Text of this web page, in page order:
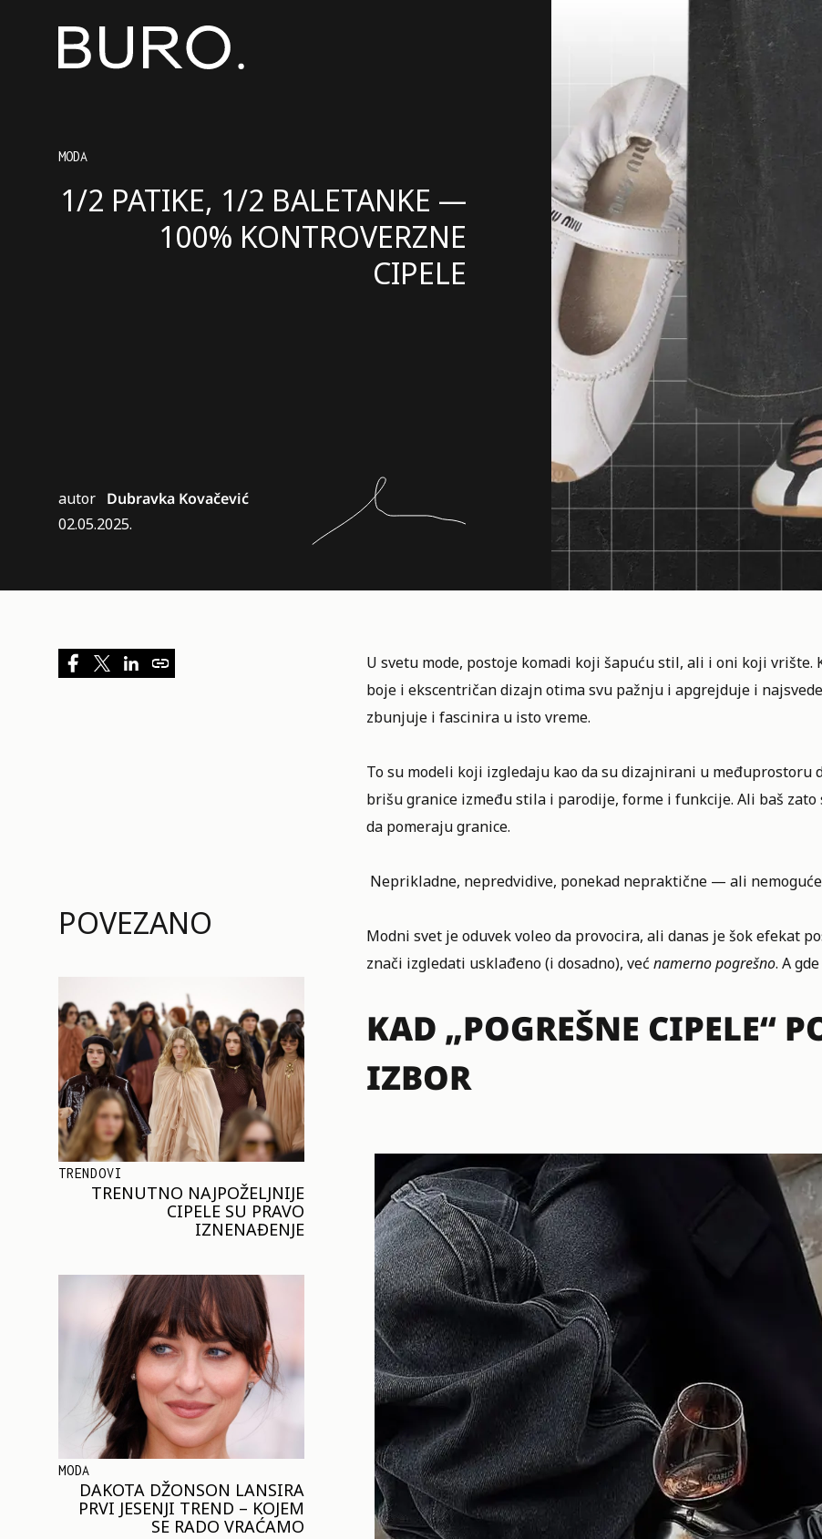
MODA
1/2 PATIKE, 1/2 BALETANKE —
100% KONTROVERZNE
CIPELE
autor Dubravka Kovačević
02.05.2025.
POVEZANO
TRENDOVI
TRENUTNO NAJPOŽELJNIJE
CIPELE SU PRAVO
IZNENAĐENJE
MODA
DAKOTA DŽONSON LANSIRA
PRVI JESENJI TREND – KOJEM
SE RADO VRAĆAMO
U svetu mode, postoje komadi koji šapuću stil, ali i oni koji vrište.
boje i ekscentričan dizajn otima svu pažnju i apgrejduje i
zbunjuje i fascinira u isto vreme.
To su modeli koji izgledaju kao da su dizajnirani u
brišu granice između stila i parodije, forme i funkcije. Ali baš
da pomeraju granice.
Neprikladne, nepredvidive, ponekad nepraktične — ali
Modni svet je oduvek voleo da provocira, ali danas je šok efekat
znači izgledati usklađeno (i dosadno), već namerno pogrešno. A
KAD „POGREŠNE CIPELE“
IZBOR